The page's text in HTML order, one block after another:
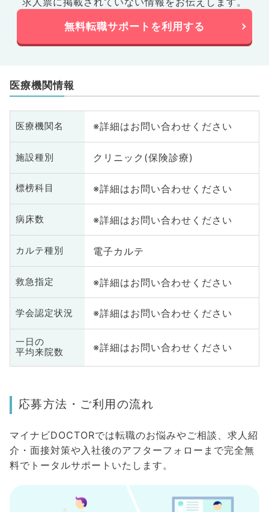
無料転職サポートを利用する
医療機関情報
医療機関名 ※詳細はお問い合わせください
施設種別 クリニック(保険診療)
標榜科目 ※詳細はお問い合わせください
病床数 ※詳細はお問い合わせください
カルテ種別 電子カルテ
救急指定 ※詳細はお問い合わせください
学会認定状況 ※詳細はお問い合わせください
一日の
平均来院数
※詳細はお問い合わせください
応募方法・ご利用の流れ
マイナビDOCTORでは転職のお悩みやご相談、求人紹
介・面接対策や入社後のアフターフォローまで完全無
料でトータルサポートいたします。